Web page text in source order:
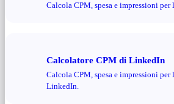
Calcola CPM, spesa e impressioni per
Calcolatore CPM di LinkedIn
Calcola CPM, spesa e impressioni
LinkedIn.